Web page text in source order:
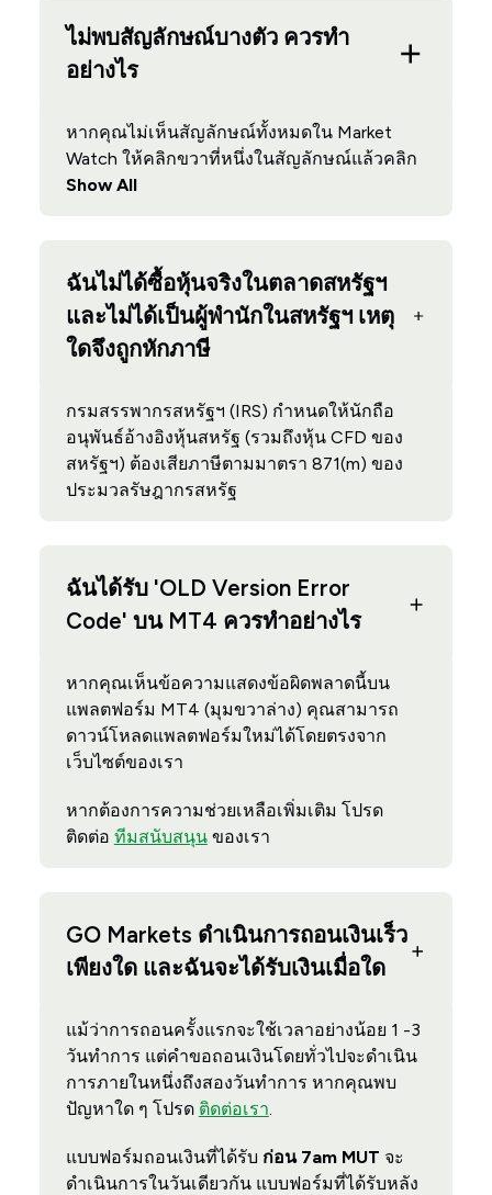
ไม่พบสัญลักษณ์บางตัว ควรทำ
อย่างไร
หากคุณไม่เห็นสัญลักษณ์ทั้งหมดใน Market
Watch ให้คลิกขวาที่หนึ่งในสัญลักษณ์แล้วคลิก
Show All
ฉันไม่ได้ซื้อหุ้นจริงในตลาดสหรัฐฯ
และไม่ได้เป็นผู้พำนักในสหรัฐฯ เหตุ
ใดจึงถูกหักภาษี
กรมสรรพากรสหรัฐฯ (IRS) กำหนดให้นักถือ
อนุพันธ์อ้างอิงหุ้นสหรัฐ (รวมถึงหุ้น CFD ของ
สหรัฐฯ) ต้องเสียภาษีตามมาตรา 871(m) ของ
ประมวลรัษฎากรสหรัฐ
ฉันได้รับ 'OLD Version Error
Code' บน MT4 ควรทำอย่างไร
หากคุณเห็นข้อความแสดงข้อผิดพลาดนี้บน
แพลตฟอร์ม MT4 (มุมขวาล่าง) คุณสามารถ
ดาวน์โหลดแพลตฟอร์มใหม่ได้โดยตรงจาก
เว็บไซต์ของเรา
หากต้องการความช่วยเหลือเพิ่มเติม โปรด
ติดต่อ ทีมสนับสนุนของเรา
GO Markets ดำเนินการถอนเงินเร็ว
เพียงใด และฉันจะได้รับเงินเมื่อใด
แม้ว่าการถอนครั้งแรกจะใช้เวลาอย่างน้อย 1 -3
วันทำการ แต่คำขอถอนเงินโดยทั่วไปจะดำเนิน
การภายในหนึ่งถึงสองวันทำการ หากคุณพบ
ปัญหาใด ๆ โปรด ติดต่อเรา.
แบบฟอร์มถอนเงินที่ได้รับ ก่อน 7am MUT จะ
ดำเนินการในวันเดียวกัน แบบฟอร์มที่ได้รับหลัง